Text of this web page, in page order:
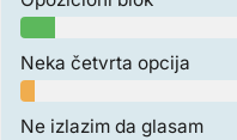
Neka četvrta opcija
Ne izlazim da glasam